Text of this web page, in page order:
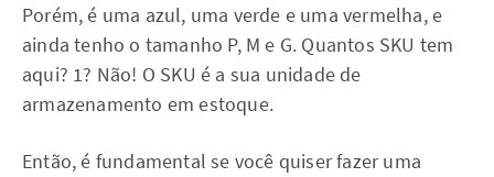
Porém, é uma azul, uma verde e uma vermelha, e
ainda tenho o tamanho P, M e G. Quantos SKU tem
aqui? 1? Não! O SKU é a sua unidade de
armazenamento em estoque.
Então, é fundamental se você quiser fazer uma